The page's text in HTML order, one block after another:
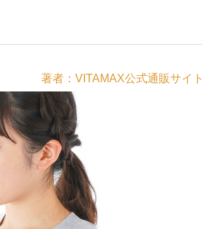
著者：VITAMAX公式通販サイト